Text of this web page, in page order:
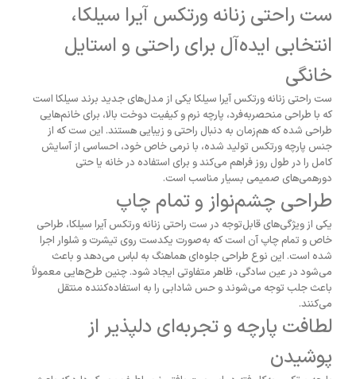
ست راحتی زنانه ورتکس آیرا سیلکا،
انتخابی ایده‌آل برای راحتی و استایل
خانگی
ست راحتی زنانه ورتکس آیرا سیلکا یکی از مدل‌های جدید برند سیلکا است
که با طراحی منحصربه‌فرد، پارچه نرم و کیفیت دوخت بالا، برای خانم‌هایی
طراحی شده که هم‌زمان به دنبال راحتی و زیبایی هستند. این ست که از
جنس پارچه ورتکس تولید شده، با نرمی خاص خود، احساسی از آسایش
کامل را در طول روز فراهم می‌کند و برای استفاده در خانه یا حتی
دورهمی‌های صمیمی بسیار مناسب است.
طراحی چشم‌نواز و تمام چاپ
یکی از ویژگی‌های قابل‌توجه در ست راحتی زنانه ورتکس آیرا سیلکا، طراحی
خاص و تمام چاپ آن است که به‌صورت یکدست روی تیشرت و شلوار اجرا
شده است. این نوع طراحی جلوه‌ای هماهنگ به لباس می‌دهد و باعث
می‌شود در عین سادگی، ظاهر متفاوتی ایجاد شود. چنین طرح‌هایی معمولاً
باعث جلب توجه می‌شوند و حس شادابی را به استفاده‌کننده منتقل
می‌کنند.
لطافت پارچه و تجربه‌ای دلپذیر از
پوشیدن